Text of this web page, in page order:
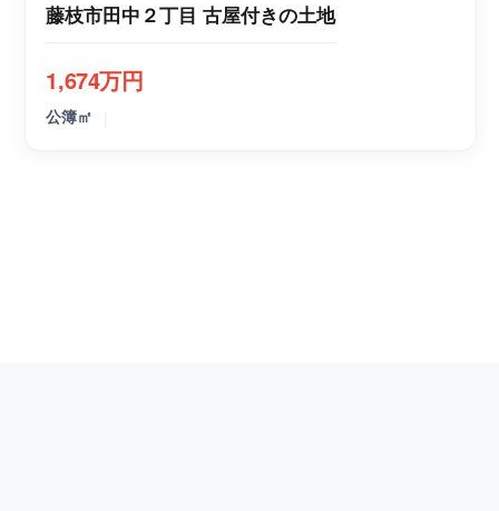
藤枝市田中２丁目 古屋付きの土地
1,674万円
公簿㎡